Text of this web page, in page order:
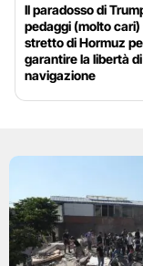
Il paradosso di
pedaggi (molto cari)
stretto di Hormuz
garantire la libertà di
navigazione